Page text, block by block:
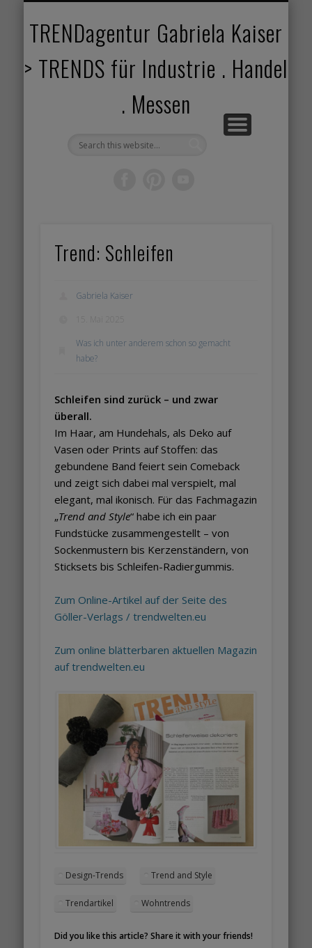
TRENDagentur Gabriela Kaiser
> TRENDS für Industrie . Handel
. Messen
Trend: Schleifen
Gabriela Kaiser
Was ich unter anderem schon so gemacht
habe?
Schleifen sind zurück – und zwar
überall.
Im Haar, am Hundehals, als Deko auf
Vasen oder Prints auf Stoffen: das
gebundene Band feiert sein Comeback
und zeigt sich dabei mal verspielt, mal
elegant, mal ikonisch. Für das Fachmagazin
„Trend and Style“ habe ich ein paar
Fundstücke zusammengestellt – von
Sockenmustern bis Kerzenständern, von
Sticksets bis Schleifen-Radiergummis.
Zum Online-Artikel auf der Seite des
Göller-Verlags / trendwelten.eu
Zum online blätterbaren aktuellen Magazin
auf trendwelten.eu
Design-Trends Trend and Style
Trendartikel Wohntrends
Did you like this article? Share it with your friends!